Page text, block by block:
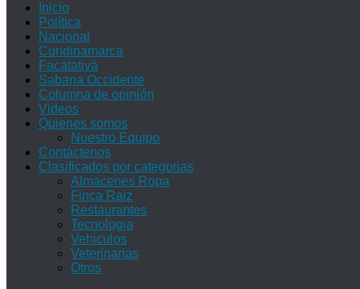
Inicio
Política
Nacional
Cundinamarca
Facatativá
Sabana Occidente
Columna de opinión
Videos
Quienes somos
Nuestro Equipo
Contáctenos
Clasificados por categorias
Almacenes Ropa
Finca Raiz
Restaurantes
Tecnologia
Vehiculos
Veterinarias
Otros